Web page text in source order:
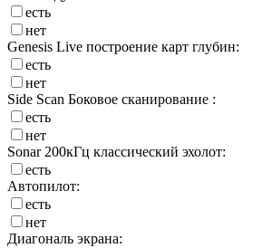
есть
нет
Genesis Live построение карт глубин:
есть
нет
Side Scan Боковое сканирование :
есть
нет
Sonar 200кГц классический эхолот:
есть
Автопилот:
есть
нет
Диагональ экрана: